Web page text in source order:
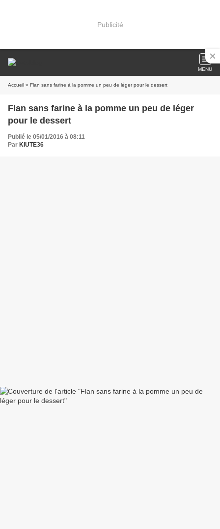
Publicité
MENU
Accueil » Flan sans farine à la pomme un peu de léger pour le dessert
Flan sans farine à la pomme un peu de léger
pour le dessert
Publié le 05/01/2016 à 08:11
Par KIUTE36